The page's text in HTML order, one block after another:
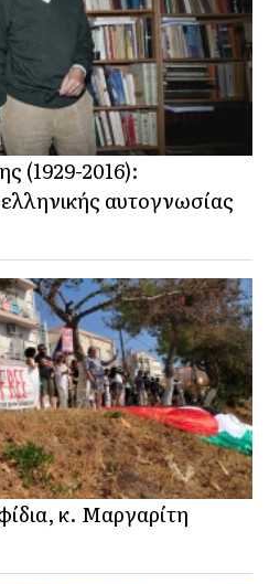
(1929-2016):
αυτογνωσίας
κ. Μαργαρίτη